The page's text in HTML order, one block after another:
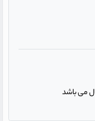
می باشد